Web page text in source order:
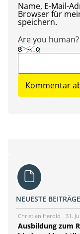
Name, E-Mail-
Browser für
speichern.
Are you
NEUESTE BEITRÄGE
Christian Herold 31.
Ausbildung zum